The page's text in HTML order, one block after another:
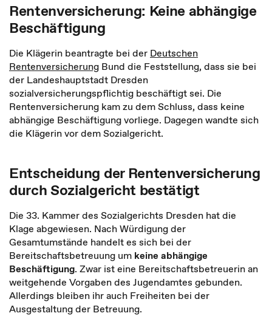
Rentenversicherung: Keine abhängige
Beschäftigung
Die Klägerin beantragte bei der Deutschen
Rentenversicherung Bund die Feststellung, dass sie bei
der Landeshauptstadt Dresden
sozialversicherungspflichtig beschäftigt sei. Die
Rentenversicherung kam zu dem Schluss, dass keine
abhängige Beschäftigung vorliege. Dagegen wandte sich
die Klägerin vor dem Sozialgericht.
Entscheidung der Rentenversicherung
durch Sozialgericht bestätigt
Die 33. Kammer des Sozialgerichts Dresden hat die
Klage abgewiesen. Nach Würdigung der
Gesamtumstände handelt es sich bei der
Bereitschaftsbetreuung um keine abhängige
Beschäftigung. Zwar ist eine Bereitschaftsbetreuerin an
weitgehende Vorgaben des Jugendamtes gebunden.
Allerdings bleiben ihr auch Freiheiten bei der
Ausgestaltung der Betreuung.